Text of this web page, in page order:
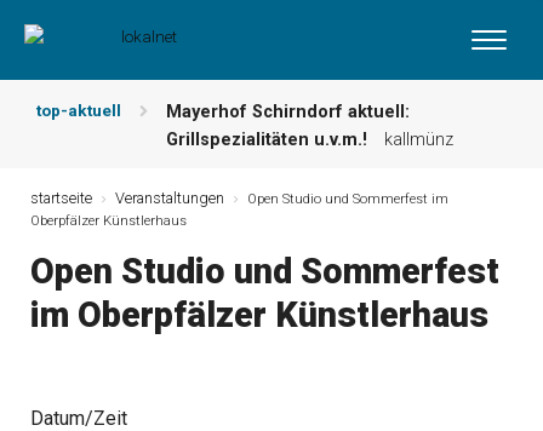
top-aktuell
Mayerhof Schirndorf aktuell:
Grillspezialitäten u.v.m.!
kallmünz
und mehr … burglengenfeld
Der „deutsche Michel“ muss nun
leserbriefe
Maxhütter Fischladen: Unser aktuelles
startseite Veranstaltungen
Open Studio und Sommerfest im
Oberpfälzer Künstlerhaus
Open Studio und Sommerfest
im Oberpfälzer Künstlerhaus
Datum/Zeit